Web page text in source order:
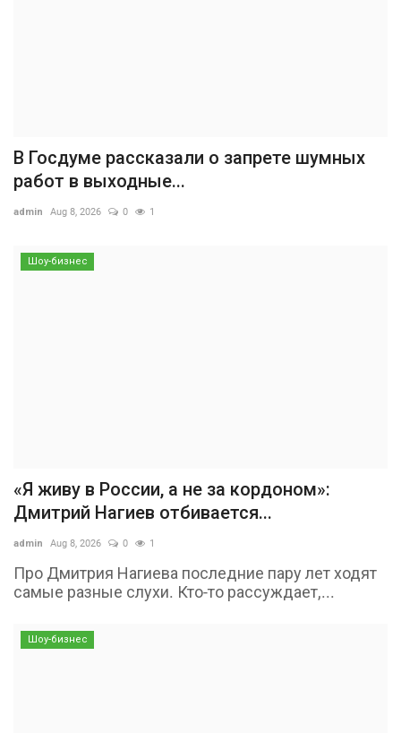
В Госдуме рассказали о запрете шумных
работ в выходные...
admin Aug 8, 2026 0 1
Шоу-бизнес
«Я живу в России, а не за кордоном»:
Дмитрий Нагиев отбивается...
admin Aug 8, 2026 0 1
Про Дмитрия Нагиева последние пару лет ходят
самые разные слухи. Кто-то рассуждает,...
Шоу-бизнес